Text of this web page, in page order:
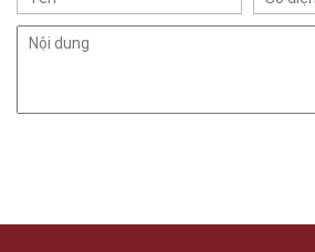
49E Phan Đăng Lưu, Phường Bình Thạnh,
Chí Minh